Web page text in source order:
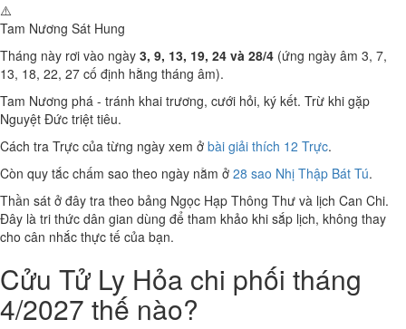
⚠️
Tam Nương Sát Hung
Tháng này rơi vào ngày 3, 9, 13, 19, 24 và 28/4 (ứng ngày âm 3, 7,
13, 18, 22, 27 cố định hằng tháng âm).
Tam Nương phá - tránh khai trương, cưới hỏi, ký kết. Trừ khi gặp
Nguyệt Đức triệt tiêu.
Cách tra Trực của từng ngày xem ở bài giải thích 12 Trực.
Còn quy tắc chấm sao theo ngày nằm ở 28 sao Nhị Thập Bát Tú.
Thần sát ở đây tra theo bảng Ngọc Hạp Thông Thư và lịch Can Chi.
Đây là tri thức dân gian dùng để tham khảo khi sắp lịch, không thay
cho cân nhắc thực tế của bạn.
Cửu Tử Ly Hỏa chi phối tháng
4/2027 thế nào?